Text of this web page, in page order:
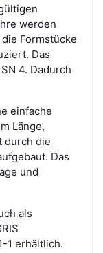
werden
Formstücke
Das
4. Dadurch
einfache
Länge,
durch die
Das
und
als
1 erhältlich.